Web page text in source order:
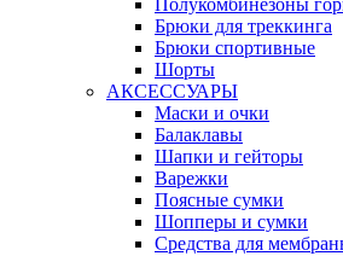
Полукомбинезоны
Брюки для треккинга
Брюки спортивные
Шорты
АКСЕССУАРЫ
Маски и очки
Балаклавы
Шапки и гейторы
Варежки
Поясные сумки
Шопперы и сумки
Средства для